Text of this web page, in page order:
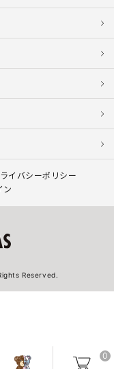
0
イバシーポリシー
ン
Reserved.